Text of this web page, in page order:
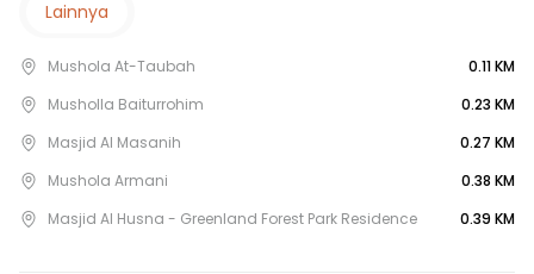
15 Menit ke Terminal Sawangan
25 Menit ke Gerbang Tol Limo
Lainnya
Mushola At-Taubah
0.11 KM
Musholla Baiturrohim
0.23 KM
Masjid Al Masanih
0.27 KM
Mushola Armani
0.38 KM
Masjid Al Husna - Greenland Forest Park Residence
0.39 KM